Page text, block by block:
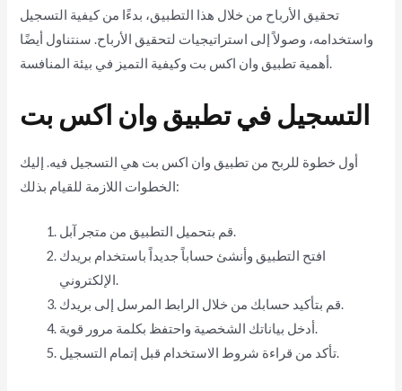
تحقيق الأرباح من خلال هذا التطبيق، بدءًا من كيفية التسجيل
واستخدامه، وصولاً إلى استراتيجيات لتحقيق الأرباح. سنتناول أيضًا
أهمية تطبيق وان اكس بت وكيفية التميز في بيئة المنافسة.
التسجيل في تطبيق وان اكس بت
أول خطوة للربح من تطبيق وان اكس بت هي التسجيل فيه. إليك
الخطوات اللازمة للقيام بذلك:
قم بتحميل التطبيق من متجر آبل.
افتح التطبيق وأنشئ حساباً جديداً باستخدام بريدك
الإلكتروني.
قم بتأكيد حسابك من خلال الرابط المرسل إلى بريدك.
أدخل بياناتك الشخصية واحتفظ بكلمة مرور قوية.
تأكد من قراءة شروط الاستخدام قبل إتمام التسجيل.